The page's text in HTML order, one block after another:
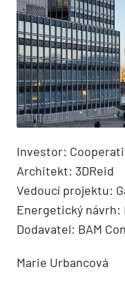
Investor:
Architekt: 3DReid
Vedoucí projektu:
Energetický návrh:
Dodavatel: BAM
Marie Urbancová